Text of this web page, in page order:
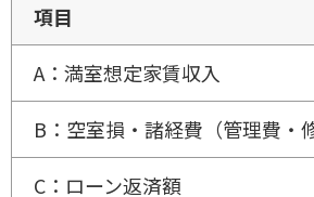
項目
A：満室想定家賃収入
B：空室損・諸経費（管理費・
C：ローン返済額